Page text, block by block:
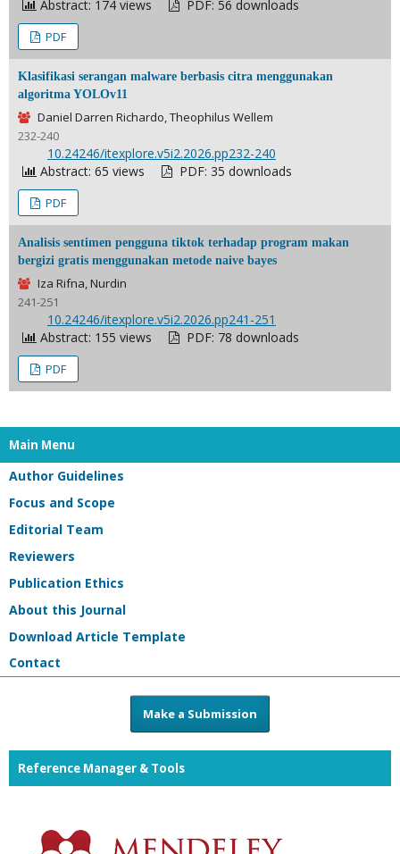
Abstract: 174 views PDF: 56 downloads
PDF
Klasifikasi serangan malware berbasis citra menggunakan
algoritma YOLOv11
Daniel Darren Richardo, Theophilus Wellem
232-240
10.24246/itexplore.v5i2.2026.pp232-240
Abstract: 65 views
PDF: 35 downloads
PDF
Analisis sentimen pengguna tiktok terhadap program makan
bergizi gratis menggunakan metode naive bayes
Iza Rifna, Nurdin
241-251
10.24246/itexplore.v5i2.2026.pp241-251
Abstract: 155 views
PDF: 78 downloads
PDF
Main Menu
Author Guidelines
Focus and Scope
Editorial Team
Reviewers
Publication Ethics
About this Journal
Download Article Template
Contact
Make a Submission
Reference Manager & Tools